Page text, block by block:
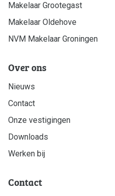
Makelaar Grootegast
Makelaar Oldehove
NVM Makelaar Groningen
Over ons
Nieuws
Contact
Onze vestigingen
Downloads
Werken bij
Contact